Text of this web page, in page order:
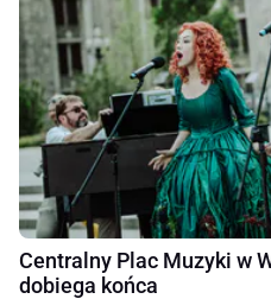
Centralny Plac Muzyki w
dobiega końca